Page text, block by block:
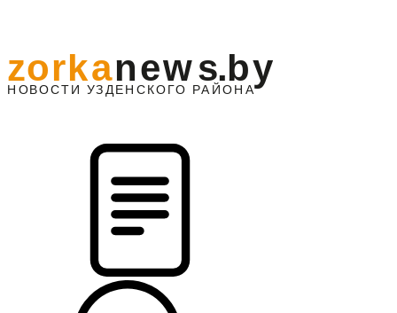
НО ВОСТИ УЗДЕНС КО ГО РАЙОНА
zorkanews.by